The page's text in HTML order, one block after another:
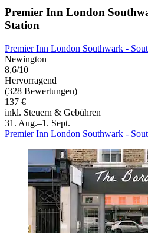
Premier Inn London
Station
Premier Inn London Southwark -
Newington
8,6/10
Hervorragend
(328 Bewertungen)
137 €
inkl. Steuern & Gebühren
31. Aug.–1. Sept.
Premier Inn London Southwark -